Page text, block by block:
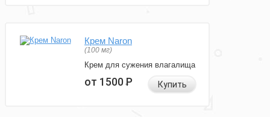
Крем Naron
(100 мг)
Крем для сужения влагалища
от 1500Р Купить